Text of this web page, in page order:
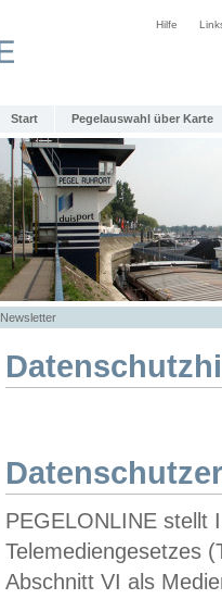
Hilfe
Start Pegelauswahl über Karte
Newsletter
PEGELONLINE stellt
Telemediengesetzes
Abschnitt VI als